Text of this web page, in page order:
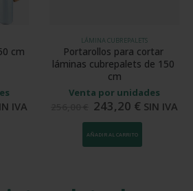
cm
IVA
LÁMINA CUBREPALETS
Portarollos para cortar
láminas cubrepalets de 150
cm
Venta por unidades
243,20 € SIN IVA
AÑADIR AL CARRITO